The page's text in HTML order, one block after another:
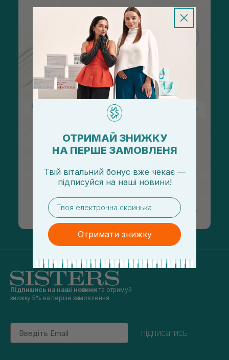
Підпишись на наші новини та отримуй
знижку 5% на перше замовлення
Email
підписатись
ОТРИМАЙ ЗНИЖКУ
НА ПЕРШЕ ЗАМОВЛЕНЯ
Твій вітальний бонус вже чекає —
підписуйся на наші новини!
email
Отримати знижку